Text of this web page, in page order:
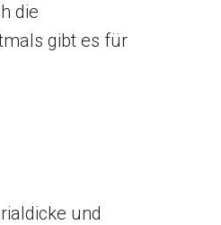
die
gibt es für
und